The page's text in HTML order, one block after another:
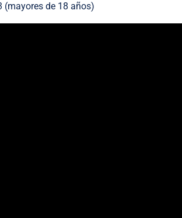
(mayores de 18 años)